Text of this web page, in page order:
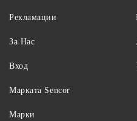
Рекламации
За Нас
Вход
Maрката Sencor
Марки